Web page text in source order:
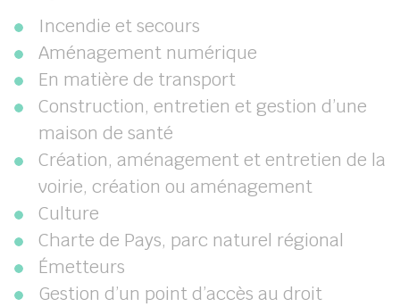
Incendie et secours
Aménagement numérique
En matière de transport
Construction, entretien et gestion d’une
maison de santé
Création, aménagement et entretien de la
voirie, création ou aménagement
Culture
Charte de Pays, parc naturel régional
Émetteurs
Gestion d’un point d’accès au droit